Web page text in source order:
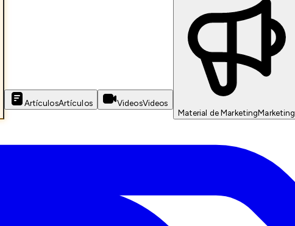
ArtículosArtículos VideosVideos
Material de MarketingMarketing